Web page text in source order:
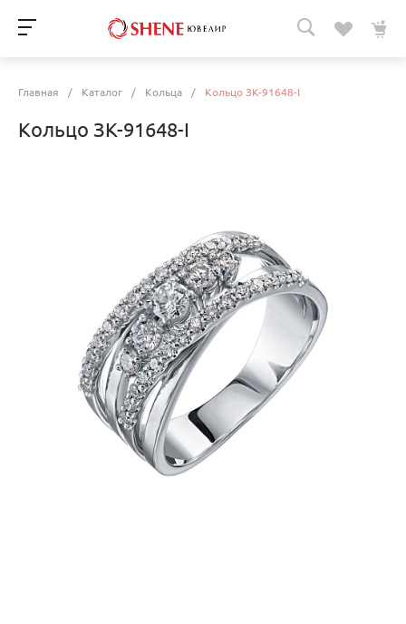
Главная / Каталог / Кольца / Кольцо ЗК-91648-I
Кольцо ЗК-91648-I